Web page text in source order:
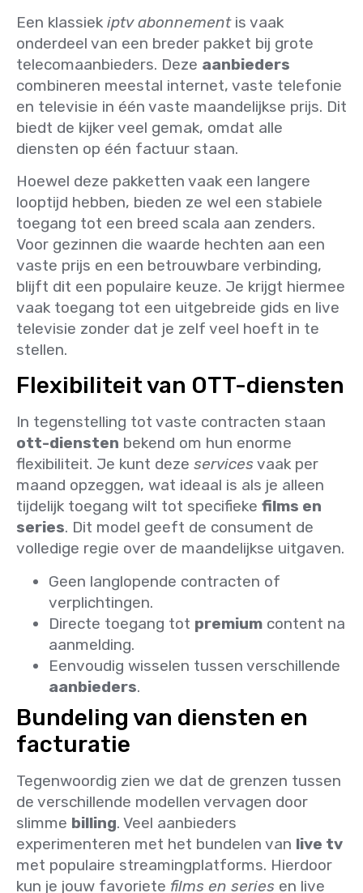
Een klassiek iptv abonnementis vaak
onderdeel van een breder pakket bij grote
telecomaanbieders. Deze aanbieders
combineren meestal internet, vaste telefonie
en televisie in één vaste maandelijkse prijs. Dit
biedt de kijker veel gemak, omdat alle
diensten op één factuur staan.
Hoewel deze pakketten vaak een langere
looptijd hebben, bieden ze wel een stabiele
toegang tot een breed scala aan zenders.
Voor gezinnen die waarde hechten aan een
vaste prijs en een betrouwbare verbinding,
blijft dit een populaire keuze. Je krijgt hiermee
vaak toegang tot een uitgebreide gids en live
televisie zonder dat je zelf veel hoeft in te
stellen.
Flexibiliteit van OTT-diensten
In tegenstelling tot vaste contracten staan
ott-diensten bekend om hun enorme
flexibiliteit. Je kunt deze services vaak per
maand opzeggen, wat ideaal is als je alleen
tijdelijk toegang wilt tot specifieke films en
series. Dit model geeft de consument de
volledige regie over de maandelijkse uitgaven.
Geen langlopende contracten of
verplichtingen.
Directe toegang tot premium content na
aanmelding.
Eenvoudig wisselen tussen verschillende
aanbieders.
Bundeling van diensten en
facturatie
Tegenwoordig zien we dat de grenzen tussen
de verschillende modellen vervagen door
slimme billing. Veel aanbieders
experimenteren met het bundelen van live tv
met populaire streamingplatforms. Hierdoor
kun je jouw favoriete films en series en live